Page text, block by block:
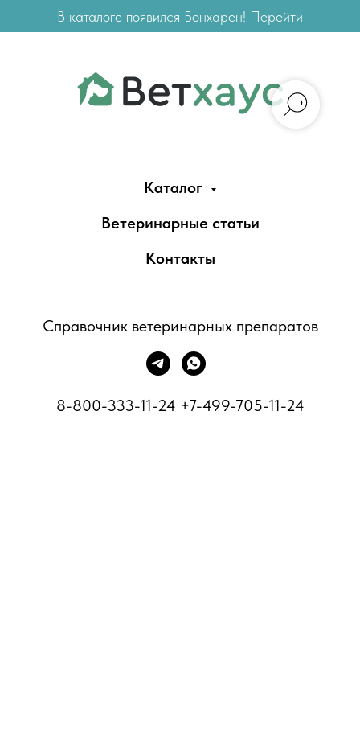
В каталоге появился Бонхарен! Перейти
Каталог
Ветеринарные статьи
Контакты
Справочник ветеринарных препаратов
8-800-333-11-24 +7-499-705-11-24